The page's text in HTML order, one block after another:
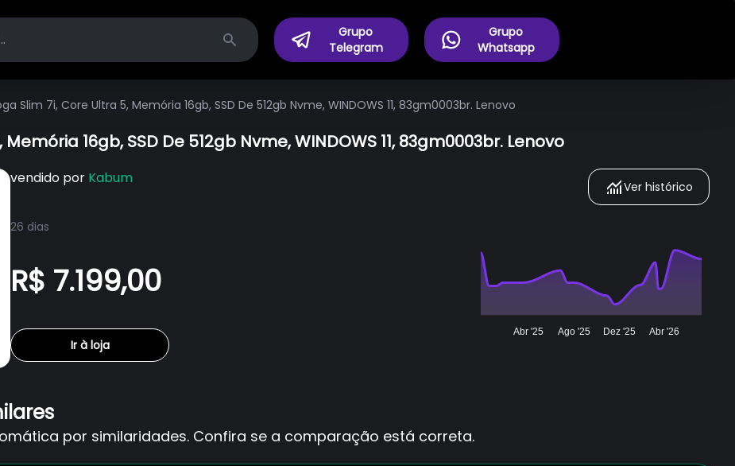
Search
Grupo
Telegram
Grupo
Whatsapp
Slim 7i, Core Ultra 5, Memória 16gb, SSD De 512gb Nvme, WINDOWS 11, 83gm0003br. Lenovo
16gb, SSD De 512gb Nvme, WINDOWS 11, 83gm0003br. Lenovo
vendido por Kabum
26 dias
R$ 7.199,00
Ir à loja
Ver histórico
Abr '25 Ago '25 Dez '25 Abr '26
por similaridades. Confira se a comparação está correta.